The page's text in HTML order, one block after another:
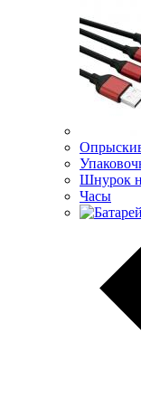
Шнурок
Часы